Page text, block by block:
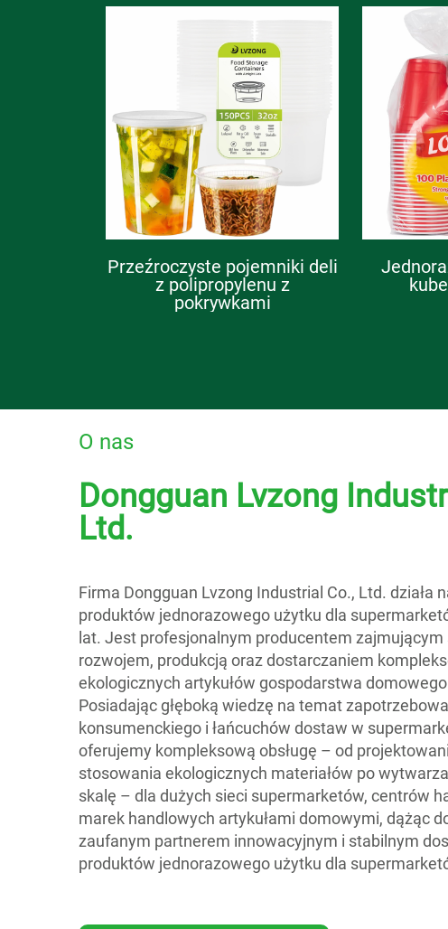
Przeźroczyste pojemniki deli
z polipropylenu z
pokrywkami
O nas
Dongguan Lvzong
Ltd.
Firma Dongguan Lvzong Industrial Co., Ltd. działa
produktów jednorazowego użytku dla
lat. Jest profesjonalnym producentem zajmującym
rozwojem, produkcją oraz dostarczaniem
ekologicznych artykułów gospodarstwa
Posiadając głęboką wiedzę na temat
konsumenckiego i łańcuchów dostaw w
oferujemy kompleksową obsługę – od
stosowania ekologicznych materiałów po
skalę – dla dużych sieci supermarketów, centrów
marek handlowych artykułami domowymi, dążąc
zaufanym partnerem innowacyjnym i stabilnym
produktów jednorazowego użytku dla